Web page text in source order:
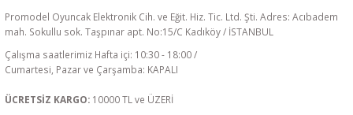
Promodel Oyuncak Elektronik Cih. ve Eğit. Hiz. Tic. Ltd. Şti. Adres: Acıbadem
mah. Sokullu sok. Taşpınar apt. No:15/C Kadıköy / İSTANBUL
Çalışma saatlerimiz Hafta içi: 10:30 - 18:00 /
Cumartesi, Pazar ve Çarşamba: KAPALI
ÜCRETSİZ KARGO: 10000 TL ve ÜZERİ